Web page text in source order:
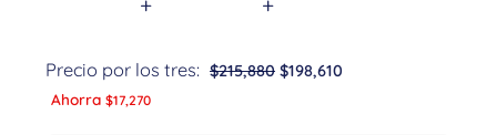
Precio por los tres: $215,880 $198,610
Ahorra $17,270